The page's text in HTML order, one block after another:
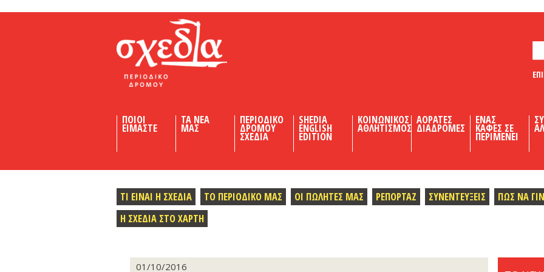
ΠΟΙΟΙ
ΕΙΜΑΣΤΕ
ΤΑ ΝΕΑ
ΜΑΣ
ΠΕΡΙΟΔΙΚΟ
ΔΡΟΜΟΥ
ΣΧΕΔΙΑ
SHEDIA
ENGLISH
EDITION
ΚΟΙΝΩΝΙΚΟΣ
ΑΘΛΗΤΙΣΜΟΣ
ΑΟΡΑΤΕΣ
ΔΙΑΔΡΟΜΕΣ
ΕΝΑΣ
ΚΑΦΕΣ ΣΕ
ΠΕΡΙΜΕΝΕΙ
ΤΙ ΕΙΝΑΙ Η ΣΧΕΔΙΑ ΤΟ ΠΕΡΙΟΔΙΚΟ ΜΑΣ ΟΙ ΠΩΛΗΤΕΣ ΜΑΣ ΡΕΠΟΡΤΑΖ ΣΥΝΕΝΤΕΥΞΕΙΣ
ΠΩΣ ΝΑ
Η ΣΧΕΔΙΑ ΣΤΟ ΧΑΡΤΗ
01/10/2016